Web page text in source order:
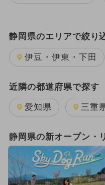
2024年のイベント
日帰り GW(
2025年11月のイベン
2026年1月のイベン
2024年12月のイベ
静岡県のエリアで絞り
伊豆・伊東・下田
近隣の都道府県で探す
愛知県 三重
静岡県の新オープン・